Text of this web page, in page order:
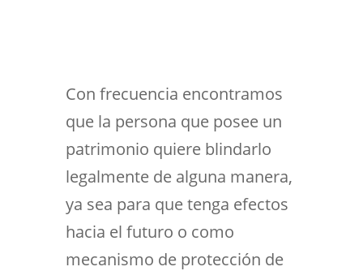
Con frecuencia encontramos
que la persona que posee un
patrimonio quiere blindarlo
legalmente de alguna manera,
ya sea para que tenga efectos
hacia el futuro o como
mecanismo de protección de